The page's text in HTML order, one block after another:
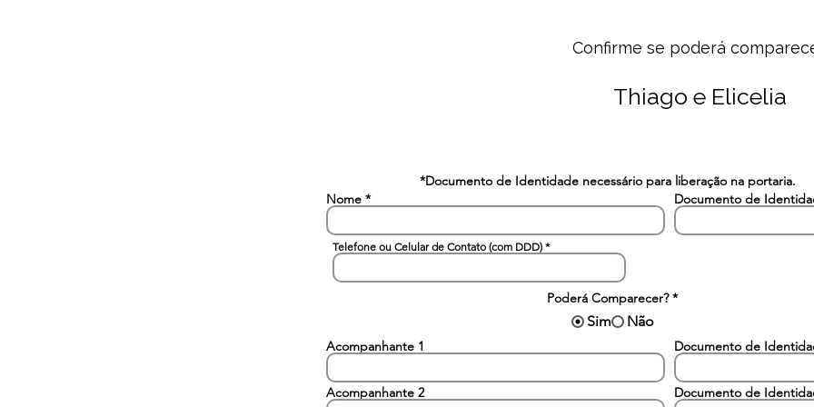
Confirme se poderá
Thiago e Elicelia
*Documento de Identidade necessário para liberação na portaria.
Nome
Documento de
Telefone ou Celular de Contato (com DDD)
Poderá Comparecer? *
Sim Não
Acompanhante 1 Documento de
Acompanhante 2 Documento de